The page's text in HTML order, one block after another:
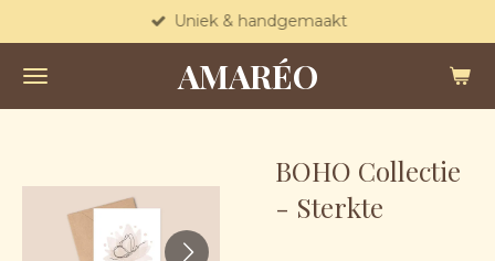
naar
de
AMARÉO
Uniek & handgemaakt
BOHO Collectie
- Sterkte